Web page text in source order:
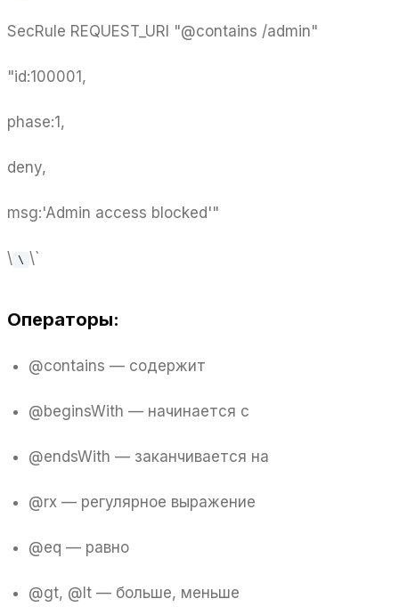
SecRule REQUEST_URI "@contains /admin"
"id:100001,
phase:1,
deny,
msg:'Admin access blocked'"
\ \ \`
Операторы:
@contains — содержит
@beginsWith — начинается с
@endsWith — заканчивается на
@rx — регулярное выражение
@eq — равно
@gt, @lt — больше, меньше